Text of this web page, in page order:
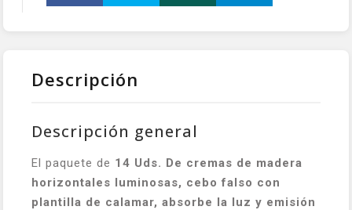
Descripción
Descripción general
El paquete de 14 Uds. De cremas de madera
horizontales luminosas, cebo falso con
plantilla de calamar, absorbe la luz y emisión